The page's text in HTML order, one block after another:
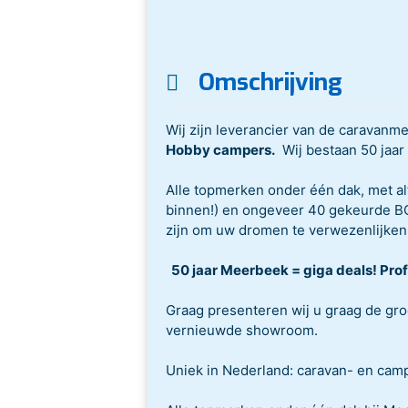
Omschrijving
Wij zijn leverancier van de
Hobby campers. Wij bestaan 50
Alle topmerken onder één dak, met
binnen!) en ongeveer 40 gekeurde
zijn om uw dromen te
50 jaar Meerbeek = giga deals!
Graag presenteren wij u graag de
vernieuwde showroom.
Uniek in Nederland: caravan- en